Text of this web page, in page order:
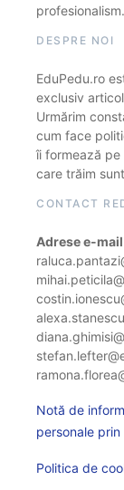
DESPRE NOI
EduPedu.ro
exclusiv
Urmărim
cum face
îi formează
care trăim
CONTACT
Adrese e-mail
Notă de
personale
Politica de